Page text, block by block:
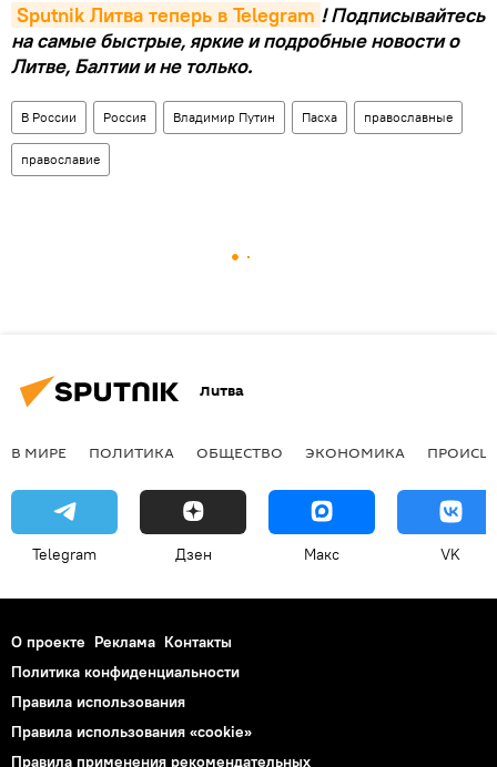
Sputnik Литва теперь в Telegram ! Подписывайтесь
на самые быстрые, яркие и подробные новости о
Литве, Балтии и не только.
В России Россия Владимир Путин Пасха православные
православие
Литва
В МИРЕ ПОЛИТИКА ОБЩЕСТВО ЭКОНОМИКА
Telegram Дзен Макс VK
О проекте Реклама Контакты
Политика конфиденциальности
Правила использования
Правила использования «cookie»
Правила применения рекомендательных